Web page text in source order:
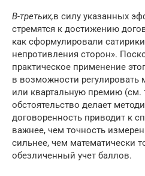
В-третьих,в силу указанных
стремятся к достижению
как сформулировали
непротивления сторон».
практическое применение
в возможности регулировать
или квартальную премию (см.
обстоятельство делает
договоренность приводит к
важнее, чем точность
сильнее, чем математически
обезличенный учет баллов.